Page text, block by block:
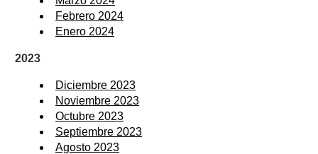
Febrero 2024
Enero 2024
2023
Diciembre 2023
Noviembre 2023
Octubre 2023
Septiembre 2023
Agosto 2023